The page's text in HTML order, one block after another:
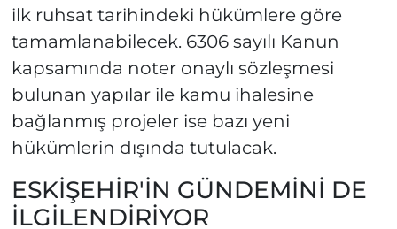
ilk ruhsat tarihindeki hükümlere göre
tamamlanabilecek. 6306 sayılı Kanun
kapsamında noter onaylı sözleşmesi
bulunan yapılar ile kamu ihalesine
bağlanmış projeler ise bazı yeni
hükümlerin dışında tutulacak.
ESKİŞEHİR'İN GÜNDEMİNİ DE
İLGİLENDİRİYOR